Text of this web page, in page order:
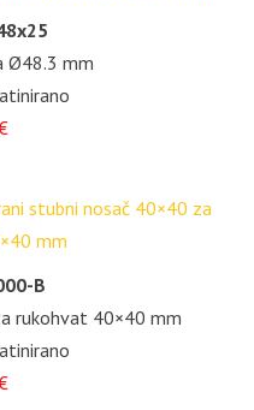
Ø48.3 mm
B
rukohvat 40×40 mm